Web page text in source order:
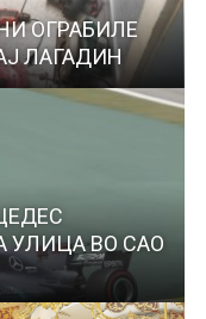
ОГРАБИЛЕ
ЛАГАДИН
УЛИЦА ВО САО